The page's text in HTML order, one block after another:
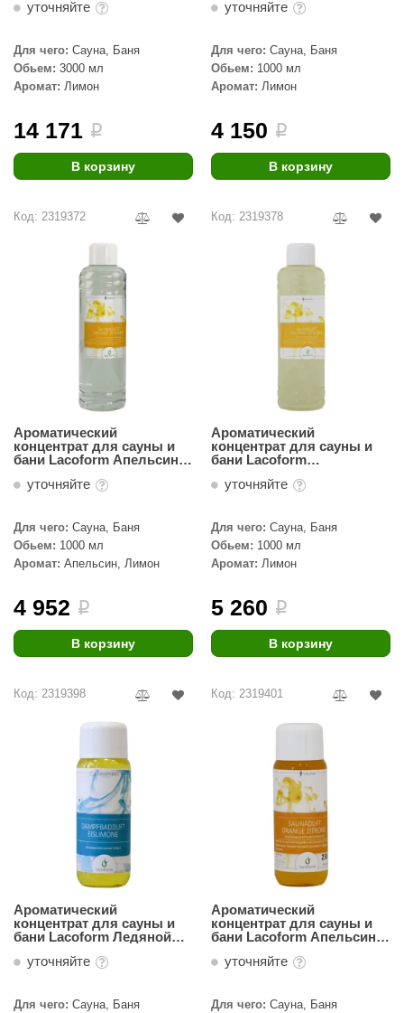
Термо
тепла
камень
камень
уточняйте
Для чего: Сауна, Баня
Обьем: 3000 мл
Аромат: Лимон
14 171 i
В корзину
уточняйте
Для чего: Сауна, Баня
Обьем: 1000 мл
Аромат: Лимон
4 150 i
В корзину
Код: 2319372
Ароматический
концентрат для сауны и
бани Lacoform Апельсин-
уточняйте
Для чего: Сауна, Баня
Обьем: 1000 мл
Аромат: Апельсин, Лимон
4 952 i
В корзину
Код: 2319378
Ароматический
концентрат для сауны и
бани Lacoform
уточняйте
Для чего: Сауна, Баня
Обьем: 1000 мл
Аромат: Лимон
5 260 i
В корзину
Код: 2319398
Ароматический
концентрат для сауны и
бани Lacoform Ледяной
уточняйте
Для чего: Сауна, Баня
Код: 2319401
Ароматический
концентрат для сауны и
бани Lacoform Апельсин-
уточняйте
Для чего: Сауна, Баня